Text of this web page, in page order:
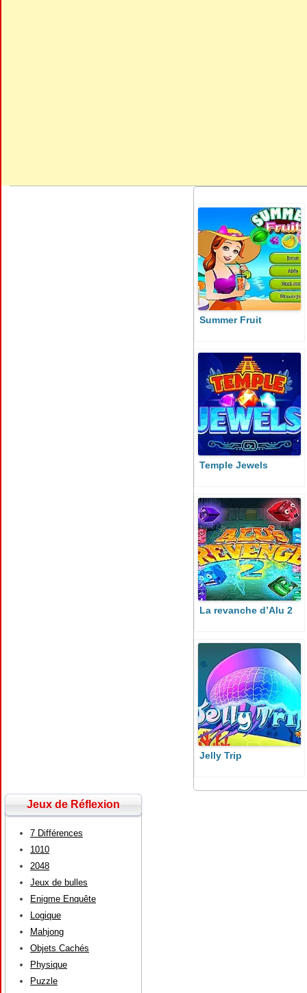
Summer Fruit
Temple Jewels
La revanche d’Alu 2
Jelly Trip
Jeux de Réflexion
7 Différences
1010
2048
Jeux de bulles
Enigme Enquête
Logique
Mahjong
Objets Cachés
Physique
Puzzle